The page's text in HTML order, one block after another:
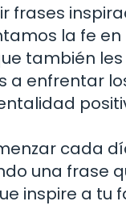
frases
la fe en
también les
a enfrentar
cada
una frase
inspire a tu